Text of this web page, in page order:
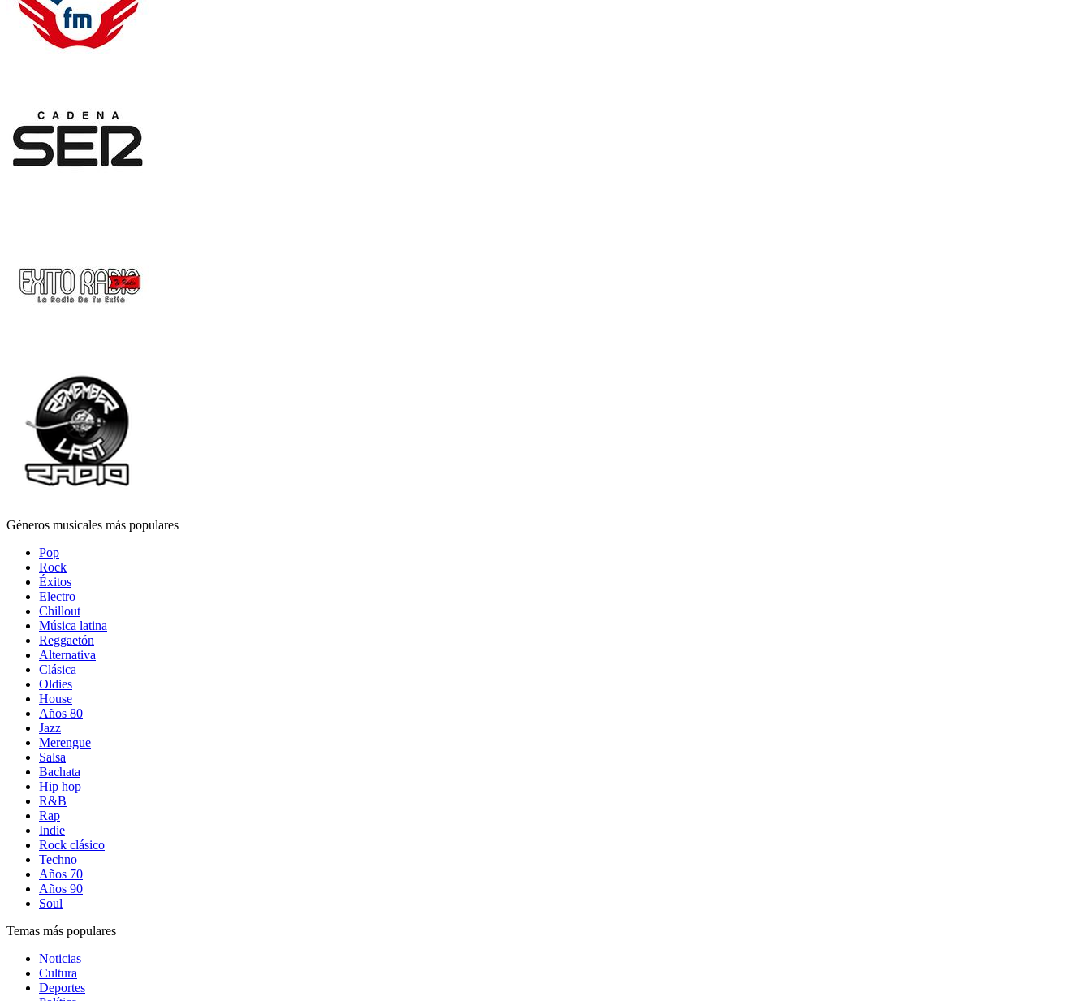
Géneros musicales más populares
Pop
Rock
Éxitos
Electro
Chillout
Música latina
Reggaetón
Alternativa
Clásica
Oldies
House
Años 80
Jazz
Merengue
Salsa
Bachata
Hip hop
R&B
Rap
Indie
Rock clásico
Techno
Años 70
Años 90
Soul
Temas más populares
Noticias
Cultura
Deportes